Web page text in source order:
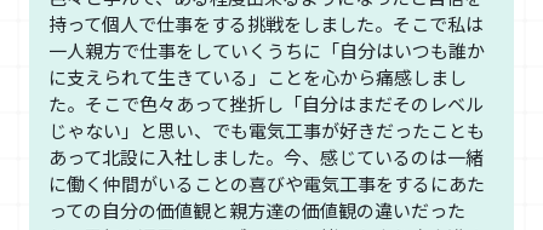
持って個人で仕事をする挑戦をしました。そこで私は
一人親方で仕事をしていくうちに「自分はいつも誰か
に支えられて生きている」ことを心から痛感しまし
た。そこで色々あって挫折し「自分はまだそのレベル
じゃない」と思い、でも電気工事が好きだったことも
あって北設に入社しました。今、感じているのは一緒
に働く仲間がいることの喜びや電気工事をするにあた
っての自分の価値観と親方達の価値観の違いだった